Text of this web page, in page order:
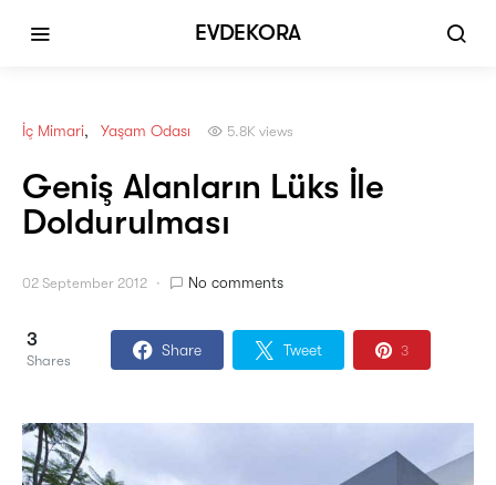
EVDEKORA
İç Mimari Yaşam Odası 5.8K views
Geniş Alanların Lüks İle
Doldurulması
02 September 2012 No comments
3
Shares
Share Tweet 3